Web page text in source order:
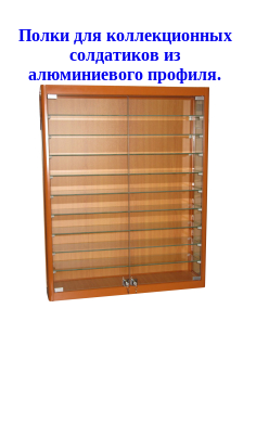
Полки для коллекционных
солдатиков из
алюминиевого профиля.